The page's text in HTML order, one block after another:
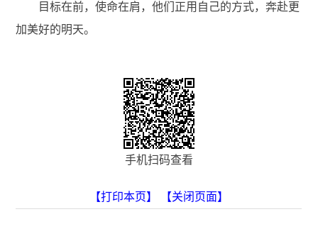
目标在前，使命在肩，他们正用自己的方式，奔赴更
加美好的明天。
手机扫码查看
【打印本页】 【关闭页面】